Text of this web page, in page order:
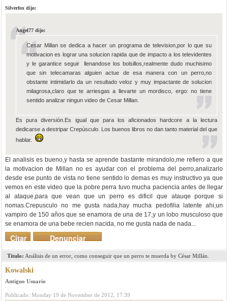
Silverfox dijo:
Angel77 dijo:
Cesar Millan se dedica a hacer un programa de television,por lo que su
motivacion es lograr una solucion rapida que de impacto a los televidentes
y le garantice seguir llenandose los bolsillos,realmente dudo muchisimo
que sin telecamaras alguien actue de esa manera con un perro,no
obstante intimidarlo da un resultado veloz y muy impactante de solucion
milagrosa,claro que te arriesgas a llevarte un mordisco, ergo: no tiene
sentido analizar ningun video de Cesar Millan.
Es pura diversión.Es igual que para los aficionados hardcore a la lectura
dedicarse a destripar Crepúsculo. Los buenos libros no dan tanto material del que
hablar.
El analisis es bueno,y hasta se aprende bastante mirandolo,me refiero a que
la motivacion de Millan no es ayudar con el problema del perro,analizarlo
desde ese punto de vista no tiene sentido lo demas es muy instructivo ya que
vemos en este video que la pobre perra tuvo mucha paciencia antes de llegar
al ataque,para que vean que un perro es dificil que atauqe porque si
nomas.Crepusculo no me gusta nada,hay mucha pedofilia latente ahi,un
vampiro de 150 años que se enamora de una de 17,y un lobo musculoso que
se enamora de una bebe recien nacida, no me gusta nada de nada...
Denunciar
mensaje
Citar
Titulo: Análisis de un error, como conseguir que un perro te muerda by César Millán.
Kowalski
Antiguo Usuario
Publicado: Monday 19 de November de 2012, 17:39